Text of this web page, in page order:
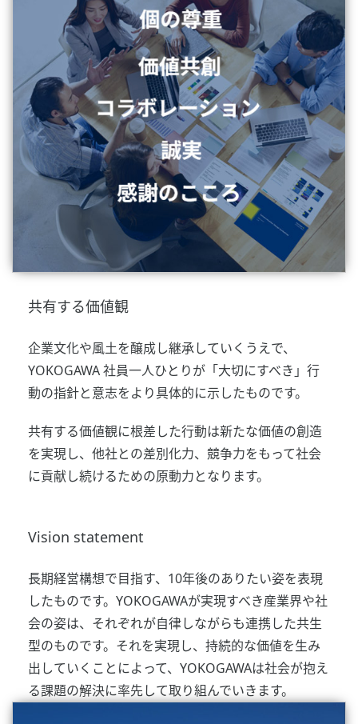
共有する価値観
企業文化や風土を醸成し継承していくうえで、
YOKOGAWA 社員一人ひとりが「大切にすべき」行
動の指針と意志をより具体的に示したものです。
共有する価値観に根差した行動は新たな価値の創造
を実現し、他社との差別化力、競争力をもって社会
に貢献し続けるための原動力となります。
Vision statement
長期経営構想で目指す、10年後のありたい姿を表現
したものです。YOKOGAWAが実現すべき産業界や社
会の姿は、それぞれが自律しながらも連携した共生
型のものです。それを実現し、持続的な価値を生み
出していくことによって、YOKOGAWAは社会が抱え
る課題の解決に率先して取り組んでいきます。